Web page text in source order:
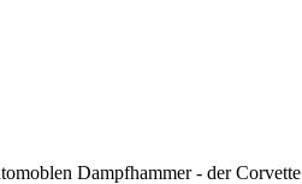
Dampfhammer - der Corvette